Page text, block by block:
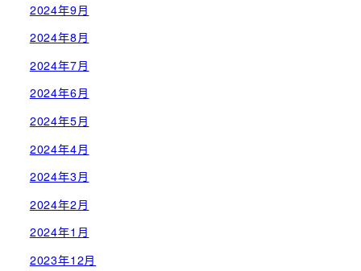
2024年9月
2024年8月
2024年7月
2024年6月
2024年5月
2024年4月
2024年3月
2024年2月
2024年1月
2023年12月